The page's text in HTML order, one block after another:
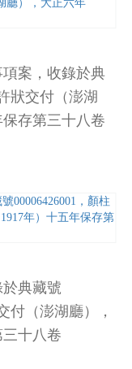
案，收錄於典
狀交付（澎湖
存第三十八卷
典藏號
付（澎湖廳），
十八卷